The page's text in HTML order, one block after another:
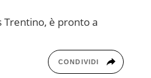
Trentino, è pronto a
CONDIVIDI